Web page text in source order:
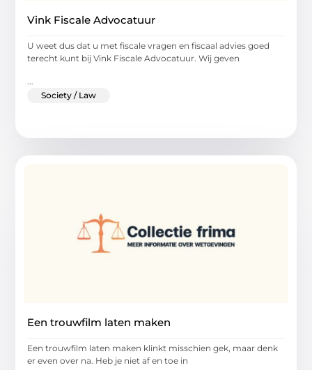
Vink Fiscale Advocatuur
U weet dus dat u met fiscale vragen en fiscaal advies goed
terecht kunt bij Vink Fiscale Advocatuur. Wij geven
Society / Law
Een trouwfilm laten maken
Een trouwfilm laten maken klinkt misschien gek, maar denk
er even over na. Heb je niet af en toe in